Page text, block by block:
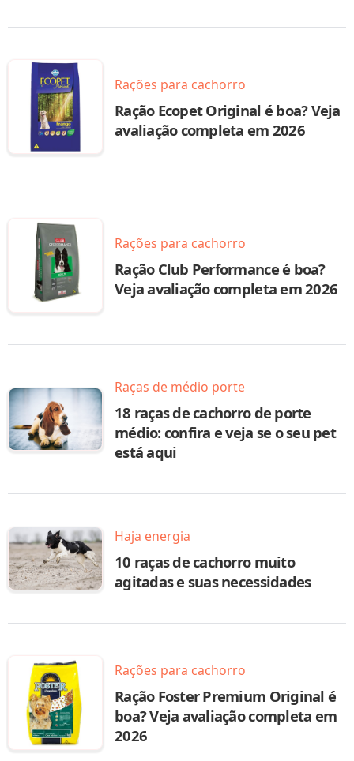
Rações para cachorro
Ração Ecopet Original é boa? Veja
avaliação completa em 2026
Rações para cachorro
Ração Club Performance é boa?
Veja avaliação completa em 2026
Raças de médio porte
18 raças de cachorro de porte
médio: confira e veja se o seu pet
está aqui
Haja energia
10 raças de cachorro muito
agitadas e suas necessidades
Rações para cachorro
Ração Foster Premium Original é
boa? Veja avaliação completa em
2026